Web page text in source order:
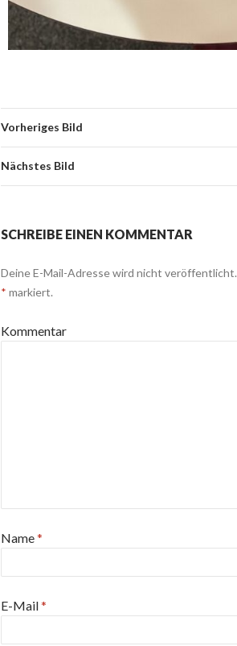
Vorheriges Bild
Nächstes Bild
SCHREIBE EINEN KOMMENTAR
Deine E-Mail-Adresse wird nicht veröffentlicht.
* markiert.
Kommentar
Name*
E-Mail*